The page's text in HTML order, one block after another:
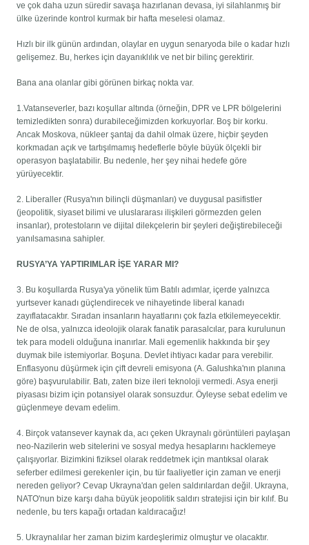
ve çok daha uzun süredir savaşa hazırlanan devasa, iyi silahlanmış bir
ülke üzerinde kontrol kurmak bir hafta meselesi olamaz.
Hızlı bir ilk günün ardından, olaylar en uygun senaryoda bile o kadar hızlı
gelişemez. Bu, herkes için dayanıklılık ve net bir bilinç gerektirir.
Bana ana olanlar gibi görünen birkaç nokta var.
1.Vatanseverler, bazı koşullar altında (örneğin, DPR ve LPR bölgelerini
temizledikten sonra) durabileceğimizden korkuyorlar. Boş bir korku.
Ancak Moskova, nükleer şantaj da dahil olmak üzere, hiçbir şeyden
korkmadan açık ve tartışılmamış hedeflerle böyle büyük ölçekli bir
operasyon başlatabilir. Bu nedenle, her şey nihai hedefe göre
yürüyecektir.
2. Liberaller (Rusya'nın bilinçli düşmanları) ve duygusal pasifistler
(jeopolitik, siyaset bilimi ve uluslararası ilişkileri görmezden gelen
insanlar), protestoların ve dijital dilekçelerin bir şeyleri değiştirebileceği
yanılsamasına sahipler.
RUSYA’YA YAPTIRIMLAR İŞE YARAR MI?
3. Bu koşullarda Rusya'ya yönelik tüm Batılı adımlar, içerde yalnızca
yurtsever kanadı güçlendirecek ve nihayetinde liberal kanadı
zayıflatacaktır. Sıradan insanların hayatlarını çok fazla etkilemeyecektir.
Ne de olsa, yalnızca ideolojik olarak fanatik parasalcılar, para kurulunun
tek para modeli olduğuna inanırlar. Mali egemenlik hakkında bir şey
duymak bile istemiyorlar. Boşuna. Devlet ihtiyacı kadar para verebilir.
Enflasyonu düşürmek için çift devreli emisyona (A. Galushka'nın planına
göre) başvurulabilir. Batı, zaten bize ileri teknoloji vermedi. Asya enerji
piyasası bizim için potansiyel olarak sonsuzdur. Öyleyse sebat edelim ve
güçlenmeye devam edelim.
4. Birçok vatansever kaynak da, acı çeken Ukraynalı görüntüleri paylaşan
neo-Nazilerin web sitelerini ve sosyal medya hesaplarını hacklemeye
çalışıyorlar. Bizimkini fiziksel olarak reddetmek için mantıksal olarak
seferber edilmesi gerekenler için, bu tür faaliyetler için zaman ve enerji
nereden geliyor? Cevap Ukrayna'dan gelen saldırılardan değil. Ukrayna,
NATO'nun bize karşı daha büyük jeopolitik saldırı stratejisi için bir kılıf. Bu
nedenle, bu ters kapağı ortadan kaldıracağız!
5. Ukraynalılar her zaman bizim kardeşlerimiz olmuştur ve olacaktır.